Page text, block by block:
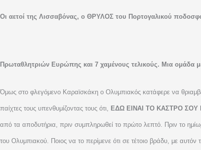
Οι αετοί της Λισσαβόνας, ο ΘΡΥΛΟΣ του Πορτογαλικού
Πρωταθλητριών Ευρώπης και 7 χαμένους τελικούς. Μια ομάδα
Όμως στο φλεγόμενο Καραϊσκάκη ο Ολυμπιακός κατάφερε να
παίχτες τους υπενθυμίζοντας τους ότι, ΕΔΩ ΕΙΝΑΙ ΤΟ ΚΑΣΤΡΟ
από τα αποδυτήρια, πριν συμπληρωθεί το πρώτο λεπτό. Πριν το
του Ολυμπιακού. Ποιος να το περίμενε ότι σε τέτοιο βράδυ, με